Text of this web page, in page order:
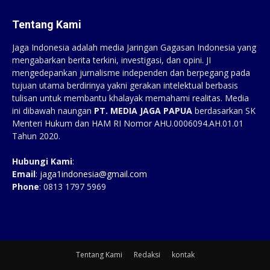
machine output for cultural nuances and formatting. When you need
precise, fast conversion of articles, certificates or manuals, choose a
service that supports multiple formats and clear provenance. Try
the quick lookup for terms with this link:document translation
always proofread the finished draft for tone and consistency.
Tentang Kami
Jaga Indonesia adalah media Jaringan Gagasan Indonesia yang
mengabarkan berita terkini, investigasi, dan opini. JI
mengedepankan jurnalisme independen dan berpegang pada
tujuan utama berdirinya yakni gerakan intelektual berbasis
tulisan untuk membantu khalayak memahami realitas. Media
ini dibawah naungan PT. MEDIA JAGA PAPUA berdasarkan SK
Menteri Hukum dan HAM RI Nomor AHU.0006094.AH.01.01
Tahun 2020.
Hubungi Kami:
Email: jaga1indonesia@gmail.com
Phone: 0813 1797 5969
Tentang Kami Redaksi kontak